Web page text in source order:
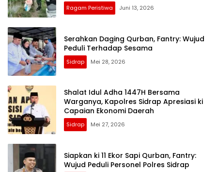
Ragam Peristiwa Juni 13, 2026
Serahkan Daging Qurban, Fantry: Wujud
Peduli Terhadap Sesama
Sidrap Mei 28, 2026
Shalat Idul Adha 1447H Bersama
Warganya, Kapolres Sidrap Apresiasi ki
Capaian Ekonomi Daerah
Sidrap Mei 27, 2026
Siapkan ki 11 Ekor Sapi Qurban, Fantry:
Wujud Peduli Personel Polres Sidrap